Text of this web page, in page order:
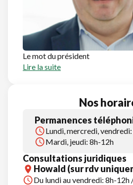
Le mot du président
Lire la suite
Nos
Permanences
Lundi, mercredi,
Mardi, jeudi: 8h-12h
Consultations juridiques
Howald (sur rdv
Du lundi au vendredi: 8h-12h